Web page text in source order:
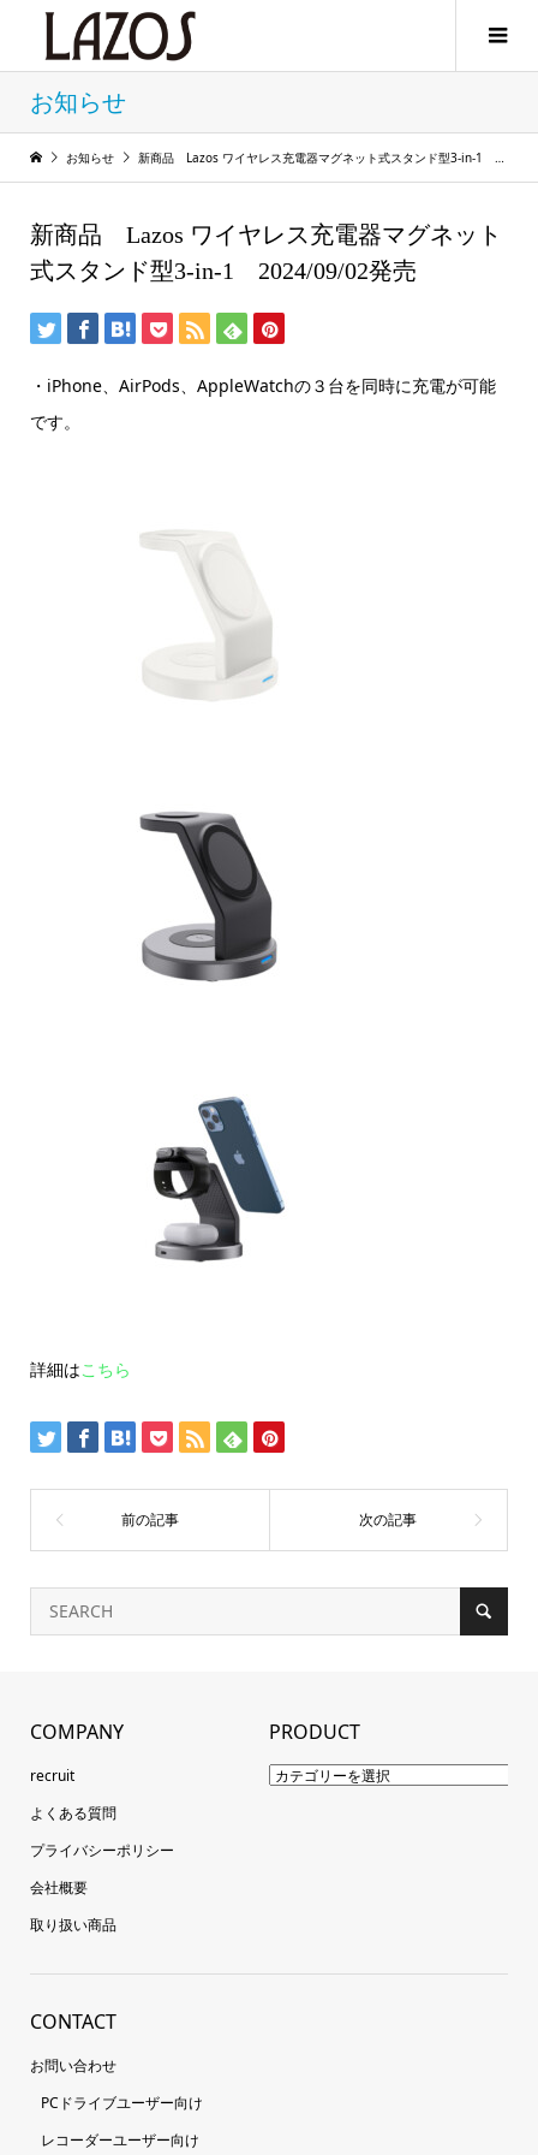
お知らせ
お知らせ 新商品 Lazos ワイヤレス充電器マグネット式スタンド型3-in-1 2024/09/02発売
新商品 Lazos ワイヤレス充電器マグネット
式スタンド型3-in-1 2024/09/02発売
・iPhone、AirPods、AppleWatchの３台を同時に充電が可能
です。
詳細はこちら
COMPANY
recruit
よくある質問
プライバシーポリシー
会社概要
取り扱い商品
PRODUCT
CONTACT
お問い合わせ
PCドライブユーザー向け
レコーダーユーザー向け